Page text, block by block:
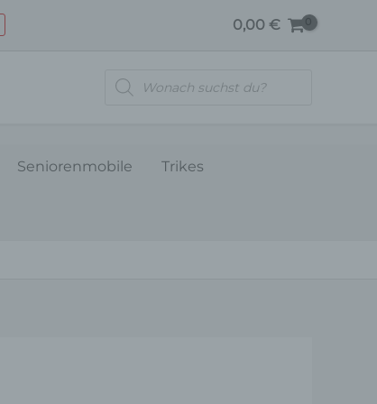
0,00 €
Products
search
Seniorenmobile Trikes